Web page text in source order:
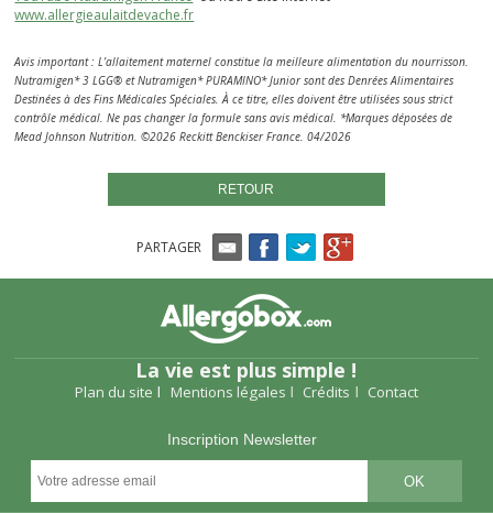
www.allergieaulaitdevache.fr
Avis important : L’allaitement maternel constitue la meilleure alimentation du nourrisson.
Nutramigen* 3 LGG® et Nutramigen* PURAMINO* Junior sont des Denrées Alimentaires
Destinées à des Fins Médicales Spéciales. À ce titre, elles doivent être utilisées sous strict
contrôle médical. Ne pas changer la formule sans avis médical. ​*Marques déposées de
Mead Johnson Nutrition. ©2026 Reckitt Benckiser France. 04/2026
RETOUR
PARTAGER
La vie est plus simple !
Plan du site Mentions légales Crédits Contact
Inscription Newsletter